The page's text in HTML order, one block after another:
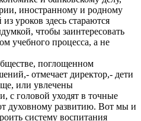
иностранному и родному
уроков здесь стараются
чтобы заинтересовать
учебного процесса, а не
поглощенном
отмечает директор,- дети
или увлечены
с головой уходят в точные
духовному развитию. Вот мы и
систему воспитания